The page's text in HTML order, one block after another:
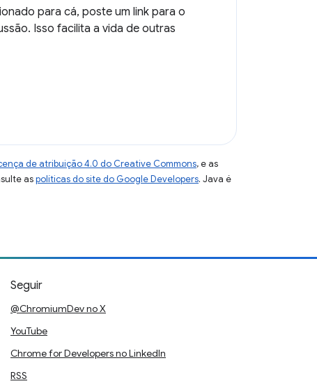
para cá, poste um link para o
Isso facilita a vida de outras
de atribuição 4.0 do Creative Commons, e as
aspolíticas do site do Google Developers. Java é
Seguir
@ChromiumDev no X
YouTube
Chrome for Developers no LinkedIn
RSS